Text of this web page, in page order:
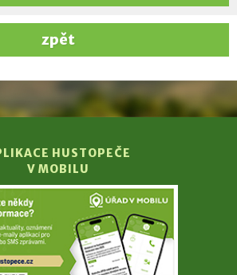
zpět
HUSTOPEČE
V MOBILU